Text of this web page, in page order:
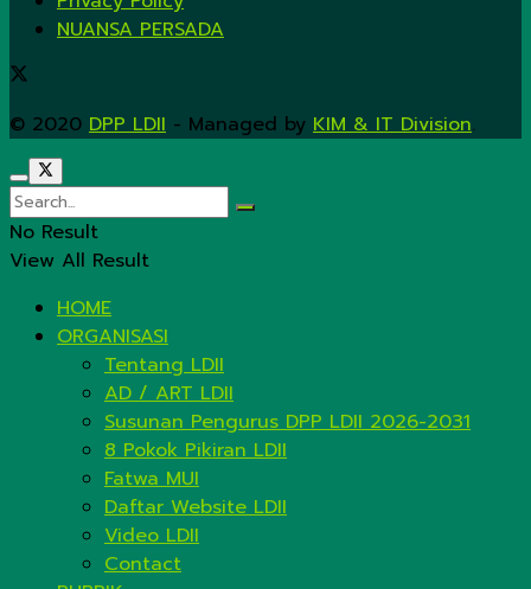
NUANSA PERSADA
© 2020 DPP LDII - Managed by KIM & IT Division.
No Result
View All Result
HOME
ORGANISASI
Tentang LDII
AD / ART LDII
Susunan Pengurus DPP LDII 2026-2031
8 Pokok Pikiran LDII
Fatwa MUI
Daftar Website LDII
Video LDII
Contact